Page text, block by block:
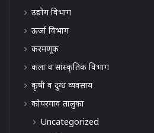
उद्योग विभाग
ऊर्जा विभाग
करमणूक
कला व सांस्कृतिक विभाग
कृषी व दुग्ध व्यवसाय
कोपरगाव तालुका
Uncategorized